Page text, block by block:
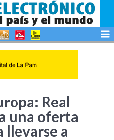
Real
una oferta
llevarse a